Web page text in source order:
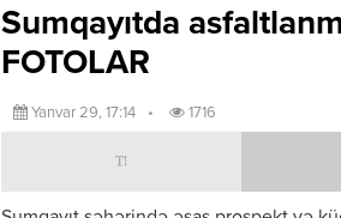
Sumqayıtda
FOTOLAR
Yanvar 29, 17:14 • 1716